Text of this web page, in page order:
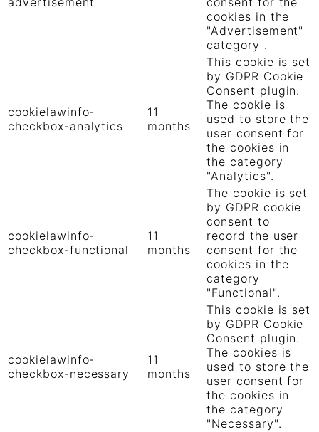
cookies in the
"Advertisement"
category .
cookielawinfo-
checkbox-analytics
11
months
This cookie is set
by GDPR Cookie
Consent plugin.
The cookie is
used to store the
user consent for
the cookies in
the category
"Analytics".
cookielawinfo-
checkbox-functional
11
months
The cookie is set
by GDPR cookie
consent to
record the user
consent for the
cookies in the
category
"Functional".
cookielawinfo-
checkbox-necessary
11
months
This cookie is set
by GDPR Cookie
Consent plugin.
The cookies is
used to store the
user consent for
the cookies in
the category
"Necessary".